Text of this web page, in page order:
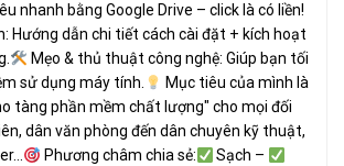
nhanh bằng Google Drive – click là có liền!
Hướng dẫn chi tiết cách cài đặt + kích hoạt
Mẹo & thủ thuật công nghệ: Giúp bạn tối
sử dụng máy tính.
Mục tiêu của mình là
tàng phần mềm chất lượng" cho mọi đối
dân văn phòng đến dân chuyên kỹ thuật,
Phương châm chia sẻ:
Sạch –